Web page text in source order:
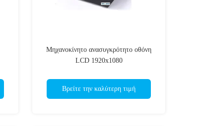
Μηχανοκίνητο ανασυγκρότητο οθόνη
LCD 1920x1080
Βρείτε την καλύτερη τιμή